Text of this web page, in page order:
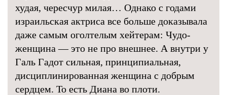
худая, чересчур милая… Однако с годами
израильская актриса все больше доказывала
даже самым оголтелым хейтерам: Чудо-
женщина — это не про внешнее. А внутри у
Галь Гадот сильная, принципиальная,
дисциплинированная женщина с добрым
сердцем. То есть Диана во плоти.